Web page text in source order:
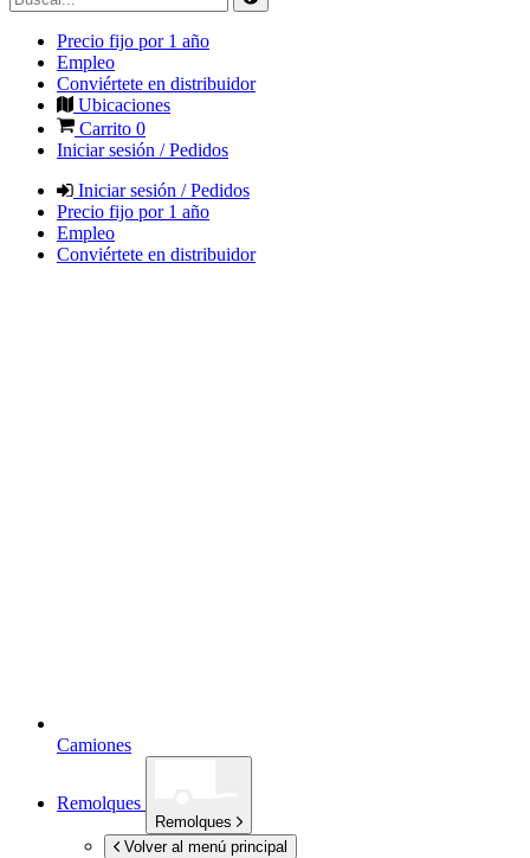
Precio fijo por 1 año
Empleo
Conviértete en distribuidor
Ubicaciones
Carrito 0
Iniciar sesión / Pedidos
Iniciar sesión / Pedidos
Precio fijo por 1 año
Empleo
Conviértete en distribuidor
Camiones
Remolques
Remolques
Volver al menú principal